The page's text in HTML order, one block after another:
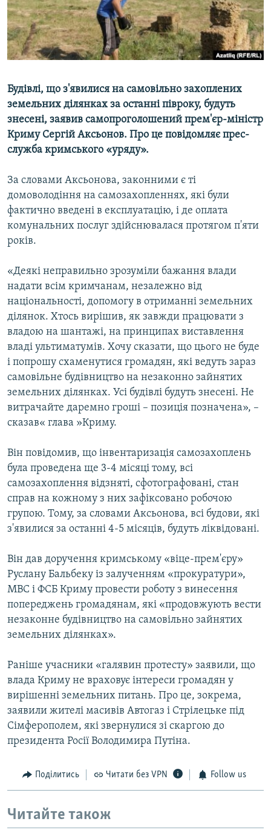
ВІДЕОУРОКИ «ELIFBE»
СВІДЧЕННЯ ОКУПАЦІЇ
УКРАЇНСЬКА ПРОБЛЕМА КРИМУ
Русский
Qırımtatar
Усі сайти RFE/RL
Будівлі, що з'явилися на самовільно захоплених
земельних ділянках за останні півроку, будуть
знесені, заявив самопроголошений прем'єр-міністр
Криму Сергій Аксьонов. Про це повідомляє прес-
служба кримського «уряду».
За словами Аксьонова, законними є ті
домоволодіння на самозахопленнях, які були
фактично введені в експлуатацію, і де оплата
комунальних послуг здійснювалася протягом п'яти
років.
«Деякі неправильно зрозуміли бажання влади
надати всім кримчанам, незалежно від
національності, допомогу в отриманні земельних
ділянок. Хтось вирішив, як завжди працювати з
владою на шантажі, на принципах виставлення
владі ультиматумів. Хочу сказати, що цього не буде
і попрошу схаменутися громадян, які ведуть зараз
самовільне будівництво на незаконно зайнятих
земельних ділянках. Усі будівлі будуть знесені. Не
витрачайте даремно гроші – позиція позначена», –
сказав« глава »Криму.
Він повідомив, що інвентаризація самозахоплень
була проведена ще 3-4 місяці тому, всі
самозахоплення відзняті, сфотографовані, стан
справ на кожному з них зафіксовано робочою
групою. Тому, за словами Аксьонова, всі будови, які
з'явилися за останні 4-5 місяців, будуть ліквідовані.
Він дав доручення кримському «віце-прем'єру»
Руслану Бальбеку із залученням «прокуратури»,
МВС і ФСБ Криму провести роботу з винесення
попереджень громадянам, які «продовжують вести
незаконне будівництво на самовільно зайнятих
земельних ділянках».
Раніше учасники «галявин протесту» заявили, що
влада Криму не враховує інтереси громадян у
вирішенні земельних питань. Про це, зокрема,
заявили жителі масивів Автогаз і Стрілецьке під
Сімферополем, які звернулися зі скаргою до
президента Росії Володимира Путіна.
Поділитись Читати без VPN Follow us
Читайте також